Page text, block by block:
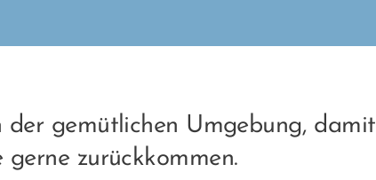
gemütlichen Umgebung, damit
zurückkommen.